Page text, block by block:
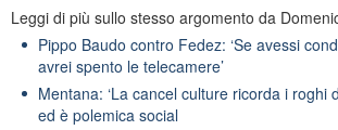
Leggi di più sullo stesso argomento da
Pippo Baudo contro Fedez: ‘Se avessi
avrei spento le telecamere’
Mentana: ‘La cancel culture ricorda i roghi
ed è polemica social